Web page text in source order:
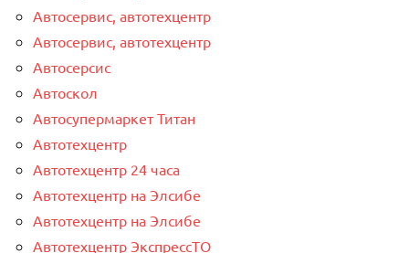
Автосервис, автотехцентр
Автосервис, автотехцентр
Автосерсис
Автоскол
Автосупермаркет Титан
Автотехцентр
Автотехцентр 24 часа
Автотехцентр на Элсибе
Автотехцентр на Элсибе
Автотехцентр ЭкспрессТО